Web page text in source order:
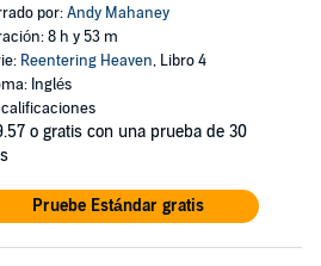
por:Andy Mahaney
8 h y 53 m
Reentering Heaven, Libro 4
Inglés
o gratis con una prueba de 30
Pruebe Estándar gratis